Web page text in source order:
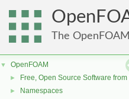
The
▼ OpenFOAM
► Free, Open Source Software from
► Namespaces